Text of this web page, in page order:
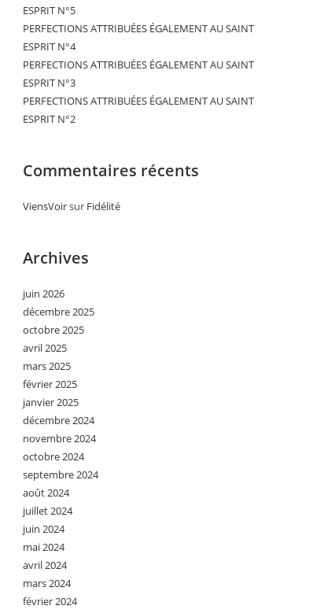
ESPRIT N°5
PERFECTIONS ATTRIBUÉES ÉGALEMENT AU SAINT
ESPRIT N°4
PERFECTIONS ATTRIBUÉES ÉGALEMENT AU SAINT
ESPRIT N°3
PERFECTIONS ATTRIBUÉES ÉGALEMENT AU SAINT
ESPRIT N°2
Commentaires récents
ViensVoirsur Fidélité
Archives
juin 2026
décembre 2025
octobre 2025
avril 2025
mars 2025
février 2025
janvier 2025
décembre 2024
novembre 2024
octobre 2024
septembre 2024
août 2024
juillet 2024
juin 2024
mai 2024
avril 2024
mars 2024
février 2024